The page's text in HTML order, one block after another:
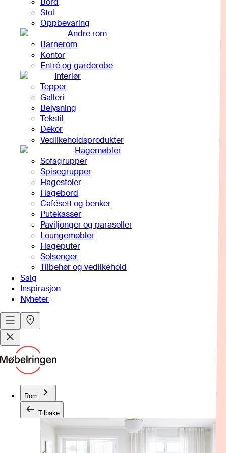
Stol
Oppbevaring
Andre rom
Barnerom
Kontor
Entré og garderobe
Interiør
Tepper
Galleri
Belysning
Tekstil
Dekor
Vedlikeholdsprodukter
Hagemøbler
Sofagrupper
Spisegrupper
Hagestoler
Hagebord
Cafésett og benker
Putekasser
Paviljonger og parasoller
Loungemøbler
Hageputer
Solsenger
Tilbehør og vedlikehold
Salg
Inspirasjon
Nyheter
Rom
Tilbake